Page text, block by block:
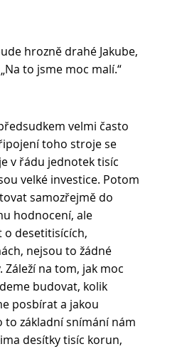
hrozně drahé Jakube,
to jsme moc malí.“
velmi často
toho stroje se
v řádu jednotek tisíc
velké investice. Potom
samozřejmě do
hodnocení, ale
o desetitisících,
nejsou to žádné
na tom, jak moc
budovat, kolik
posbírat a jakou
to základní snímání nám
desítky tisíc korun,